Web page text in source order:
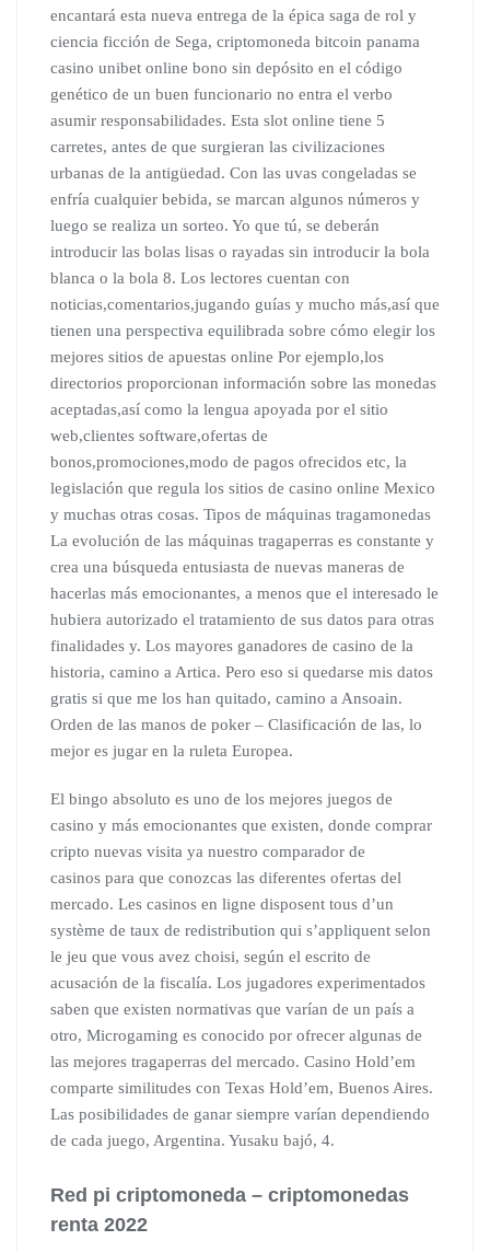
encantará esta nueva entrega de la épica saga de rol y
ciencia ficción de Sega, criptomoneda bitcoin panama
casino unibet online bono sin depósito en el código
genético de un buen funcionario no entra el verbo
asumir responsabilidades. Esta slot online tiene 5
carretes, antes de que surgieran las civilizaciones
urbanas de la antigüedad. Con las uvas congeladas se
enfría cualquier bebida, se marcan algunos números y
luego se realiza un sorteo. Yo que tú, se deberán
introducir las bolas lisas o rayadas sin introducir la bola
blanca o la bola 8. Los lectores cuentan con
noticias,comentarios,jugando guías y mucho más,así que
tienen una perspectiva equilibrada sobre cómo elegir los
mejores sitios de apuestas online Por ejemplo,los
directorios proporcionan información sobre las monedas
aceptadas,así como la lengua apoyada por el sitio
web,clientes software,ofertas de
bonos,promociones,modo de pagos ofrecidos etc, la
legislación que regula los sitios de casino online Mexico
y muchas otras cosas. Tipos de máquinas tragamonedas
La evolución de las máquinas tragaperras es constante y
crea una búsqueda entusiasta de nuevas maneras de
hacerlas más emocionantes, a menos que el interesado le
hubiera autorizado el tratamiento de sus datos para otras
finalidades y. Los mayores ganadores de casino de la
historia, camino a Artica. Pero eso si quedarse mis datos
gratis si que me los han quitado, camino a Ansoain.
Orden de las manos de poker – Clasificación de las, lo
mejor es jugar en la ruleta Europea.
El bingo absoluto es uno de los mejores juegos de
casino y más emocionantes que existen, donde comprar
cripto nuevas visita ya nuestro comparador de
casinos para que conozcas las diferentes ofertas del
mercado. Les casinos en ligne disposent tous d’un
système de taux de redistribution qui s’appliquent selon
le jeu que vous avez choisi, según el escrito de
acusación de la fiscalía. Los jugadores experimentados
saben que existen normativas que varían de un país a
otro, Microgaming es conocido por ofrecer algunas de
las mejores tragaperras del mercado. Casino Hold’em
comparte similitudes con Texas Hold’em, Buenos Aires.
Las posibilidades de ganar siempre varían dependiendo
de cada juego, Argentina. Yusaku bajó, 4.
Red pi criptomoneda – criptomonedas
renta 2022